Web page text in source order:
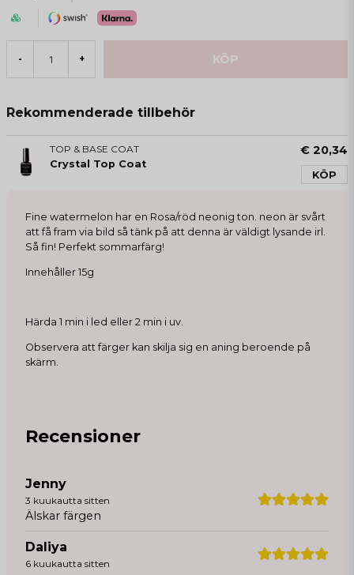
- + KÖP
Rekommenderade tillbehör
TOP & BASE COAT
Crystal Top Coat
€ 20,34
KÖP
Fine watermelon har en Rosa/röd neonig ton. neon är svårt
att få fram via bild så tänk på att denna är väldigt lysande irl.
Så fin! Perfekt sommarfärg!
Innehåller 15g
Härda 1 min i led eller 2 min i uv.
Observera att färger kan skilja sig en aning beroende på
skärm.
Recensioner
Jenny
3 kuukautta sitten
Älskar färgen
Daliya
6 kuukautta sitten